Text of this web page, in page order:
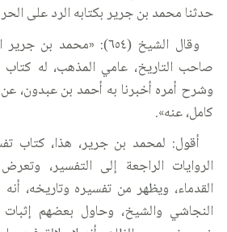
حدثنا محمد بن جرير بكتابه الرد على
وقال الشيخ (٦٥٤): «محمد
صاحب التاريخ، عامي المذهب، له
وشرح أمره أخبرنا به أحمد بن عبدون،
كامل، عنه».
أقول: لمحمد بن جرير، هذا، كتاب
الروايات الراجعة إلى التفسير،
القدماء، ويظهر من تفسيره وتاريخه،
النجاشي والشيخ، وحاول بعضهم